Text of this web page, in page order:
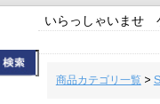
いらっしゃいませ
商品カテゴリ一覧>